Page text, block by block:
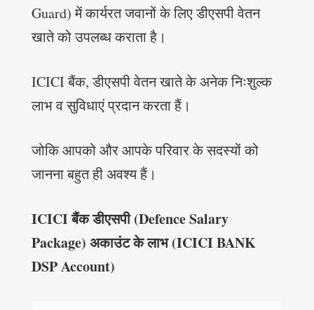
Guard) में कार्यरत जवानों के लिए डीएसपी वेतन
खाते को उपलब्ध कराता है।
ICICI बैंक, डीएसपी वेतन खाते के अनेक निःशुल्क
लाभ व सुविधाएं प्रदान करता हैं।
जोकि आपको और आपके परिवार के सदस्यों को
जानना बहुत ही अवश्य हैं।
ICICI बैंक डीएसपी (Defence Salary
Package) अकाउंट के लाभ (ICICI BANK
DSP Account)